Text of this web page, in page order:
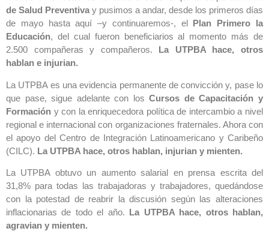
de Salud Preventiva y pusimos a andar, desde los primeros días
de mayo hasta aquí –y continuaremos-, el Plan Primero la
Educación, del cual fueron beneficiarios al momento más de
2.500 compañeras y compañeros. La UTPBAhace, otros
hablan e injurian.
La UTPBA es una evidencia permanente de convicción y, pase lo
que pase, sigue adelante con losCursos de Capacitación y
Formación y con la enriquecedora política de intercambio a nivel
regional e internacional con organizaciones fraternales. Ahora con
el apoyo del Centro de Integración Latinoamericano y Caribeño
(CILC). La UTPBA hace, otros hablan, injurian y mienten.
La UTPBA obtuvo un aumento salarial en prensa escrita del
31,8% para todas las trabajadoras y trabajadores, quedándose
con la potestad de reabrir la discusión según las alteraciones
inflacionarias de todo el año. La UTPBAhace, otros hablan,
agravian y mienten.